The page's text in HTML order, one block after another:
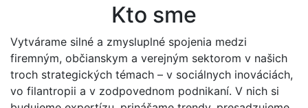
Kto sme
Vytvárame silné a zmysluplné spojenia medzi
firemným, občianskym a verejným sektorom v našich
troch strategických témach – v sociálnych inováciách,
vo filantropii a v zodpovednom podnikaní. V nich si